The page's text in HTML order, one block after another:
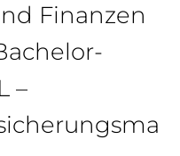
Finanzen
–